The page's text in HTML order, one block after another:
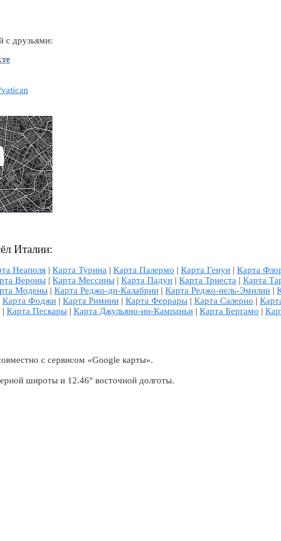
с друзьями:
Италии:
Неаполя | Карта Турина | Карта Палермо | Карта Генуи | Карта
Вероны | Карта Мессины | Карта Падуи | Карта Триеста | Карта
Модены | Карта Реджо-ди-Калабрии | Карта Реджо-нель-Эмилии |
Карта Фоджи | Карта Римини | Карта Феррары | Карта Салерно |
| Карта Пескары | Карта Джульяно-ин-Кампаньи | Карта Бергамо |
с сервисом «Google карты».
широты и 12.46° восточной долготы.